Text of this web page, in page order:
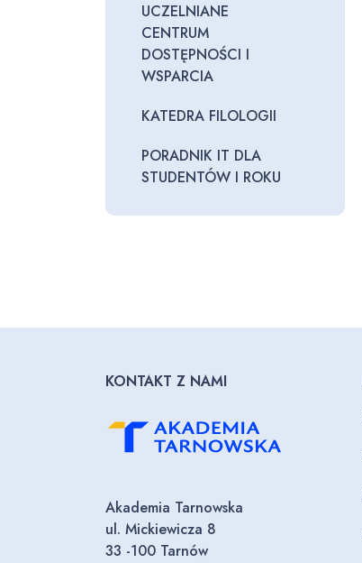
UCZELNIANE
CENTRUM
DOSTĘPNOŚCI I
WSPARCIA
KATEDRA FILOLOGII
PORADNIK IT DLA
STUDENTÓW I ROKU
KONTAKT Z NAMI
Akademia Tarnowska
ul. Mickiewicza 8
33 -100 Tarnów